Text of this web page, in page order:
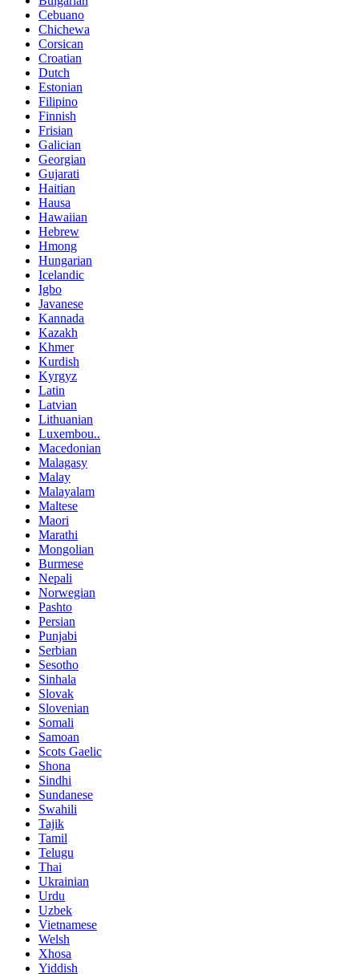
Cebuano
Chichewa
Corsican
Croatian
Dutch
Estonian
Filipino
Finnish
Frisian
Galician
Georgian
Gujarati
Haitian
Hausa
Hawaiian
Hebrew
Hmong
Hungarian
Icelandic
Igbo
Javanese
Kannada
Kazakh
Khmer
Kurdish
Kyrgyz
Latin
Latvian
Lithuanian
Luxembou..
Macedonian
Malagasy
Malay
Malayalam
Maltese
Maori
Marathi
Mongolian
Burmese
Nepali
Norwegian
Pashto
Persian
Punjabi
Serbian
Sesotho
Sinhala
Slovak
Slovenian
Somali
Samoan
Scots Gaelic
Shona
Sindhi
Sundanese
Swahili
Tajik
Tamil
Telugu
Thai
Ukrainian
Urdu
Uzbek
Vietnamese
Welsh
Xhosa
Yiddish